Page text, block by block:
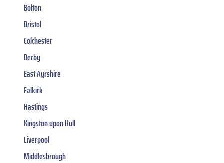
Bolton
Bristol
Colchester
Derby
East Ayrshire
Falkirk
Hastings
Kingston upon Hull
Liverpool
Middlesbrough